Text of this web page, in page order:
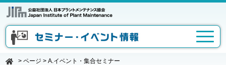
>ページ >A.イベント・集合セミナー